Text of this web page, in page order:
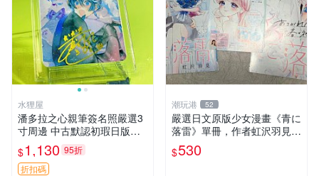
水狸屋
潘多拉之心親筆簽名照嚴選3
寸周邊 中古默認初瑕日版含
原裝卡磚 潘多拉之心 網購 周
邊 署名照
$1,130 95折
折扣碼
潮玩港 52
嚴選日文原版少女漫畫《青に
落雷》單冊，作者虹沢羽見精
心創作，封面藍玫瑰情侶插畫
唯美動人， STORY 32 及カ
$530